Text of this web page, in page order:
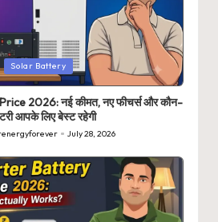
Solar Battery
2026: नई कीमत, नए फीचर्स और कौन-
आपके लिए बेस्ट रहेगी
July 28, 2026